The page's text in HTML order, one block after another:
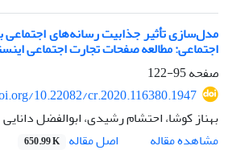
مدل‌سازی تأثیر جذابیت رسانه‌های
اجتماعی: مطالعه صفحات تجارت اجتماعی
صفحه95-122
10.22082/cr.2020.116380.1947
بهناز کوشا، احتشام رشیدی، ابوالفضل دانایی
مشاهده مقاله
اصل مقاله 650.99 K